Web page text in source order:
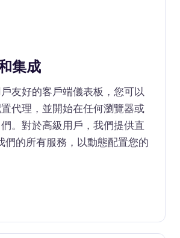
集成
友好的客戶端儀表板，您可以
代理，並開始在任何瀏覽器或
。對於高級用戶，我們提供直
們的所有服務，以動態配置您的